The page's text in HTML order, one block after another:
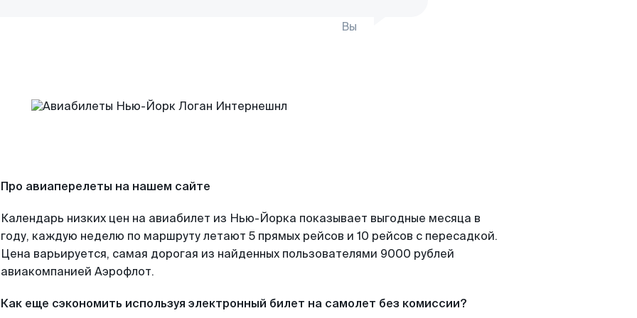
Вы
Про авиаперелеты на нашем сайте
Календарь низких цен на авиабилет из Нью-Йорка показывает выгодные месяца в
году, каждую неделю по маршруту летают 5 прямых рейсов и 10 рейсов с пересадкой.
Цена варьируется, самая дорогая из найденных пользователями 9000 рублей
авиакомпанией Аэрофлот.
Как еще сэкономить используя электронный билет на самолет без комиссии?